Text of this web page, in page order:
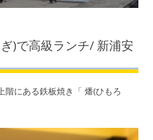
)で高級ランチ/ 新浦安
階にある鉄板焼き「 燔(ひもろ